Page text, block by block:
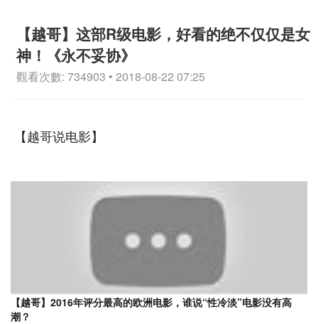
【越哥】这部R级电影，好看的绝不仅仅是女
神！《永不妥协》
觀看次數: 734903 • 2018-08-22 07:25
【越哥说电影】
【越哥】2016年评分最高的欧洲电影，谁说“性冷淡”电影没有高
潮？